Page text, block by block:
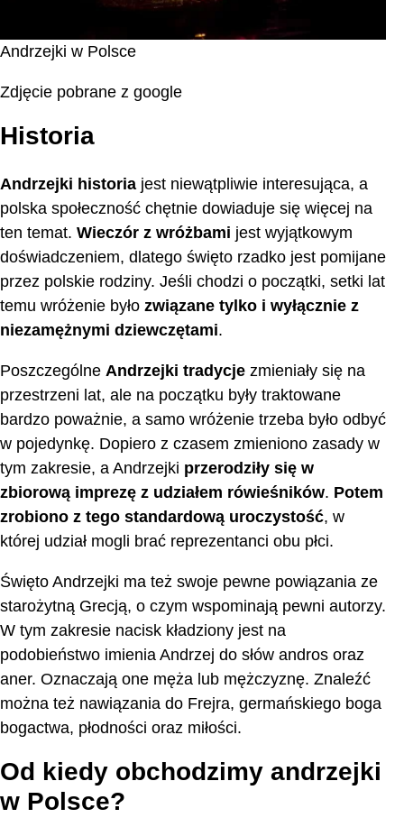
Andrzejki w Polsce
Zdjęcie pobrane z google
Historia
Andrzejki historia jest niewątpliwie interesująca, a
polska społeczność chętnie dowiaduje się więcej na
ten temat. Wieczór z wróżbami jest wyjątkowym
doświadczeniem, dlatego święto rzadko jest pomijane
przez polskie rodziny. Jeśli chodzi o początki, setki lat
temu wróżenie było związane tylko i wyłącznie z
niezamężnymi dziewczętami.
Poszczególne Andrzejki tradycje zmieniały się na
przestrzeni lat, ale na początku były traktowane
bardzo poważnie, a samo wróżenie trzeba było odbyć
w pojedynkę. Dopiero z czasem zmieniono zasady w
tym zakresie, a Andrzejki przerodziły się w
zbiorową imprezę z udziałem rówieśników. Potem
zrobiono z tego standardową uroczystość, w
której udział mogli brać reprezentanci obu płci.
Święto Andrzejki ma też swoje pewne powiązania ze
starożytną Grecją, o czym wspominają pewni autorzy.
W tym zakresie nacisk kładziony jest na
podobieństwo imienia Andrzej do słów andros oraz
aner. Oznaczają one męża lub mężczyznę. Znaleźć
można też nawiązania do Frejra, germańskiego boga
bogactwa, płodności oraz miłości.
Od kiedy obchodzimy andrzejki
w Polsce?